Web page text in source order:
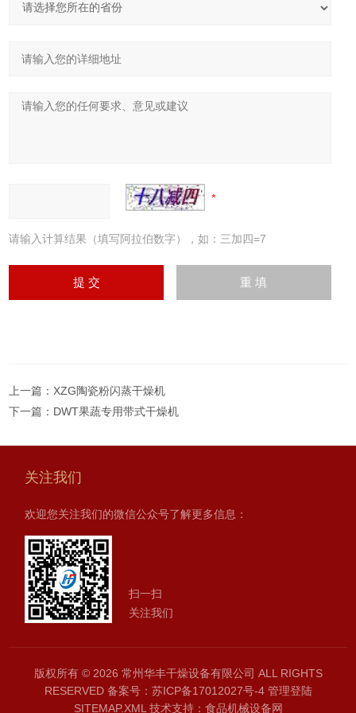
请输入计算结果（填写阿拉伯数字），如：三加四=7
上一篇： XZG陶瓷粉闪蒸干燥机
下一篇： DWT果蔬专用带式干燥机
关注我们
欢迎您关注我们的微信公众号了解更多信息：
扫一扫
关注我们
版权所有 © 2026 常州华丰干燥设备有限公司 ALL RIGHTS
RESERVED 备案号：苏ICP备17012027号-4 管理登陆
SITEMAP.XML 技术支持： 食品机械设备网